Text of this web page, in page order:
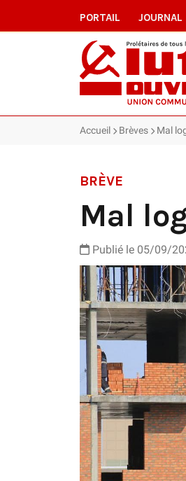
PORTAIL JOURNAL
Accueil Brèves Mal
BRÈVE
Mal
Publié le 05/09/